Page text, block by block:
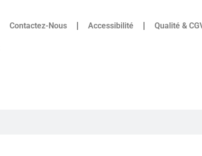
Contactez-Nous Accessibilité Qualité &